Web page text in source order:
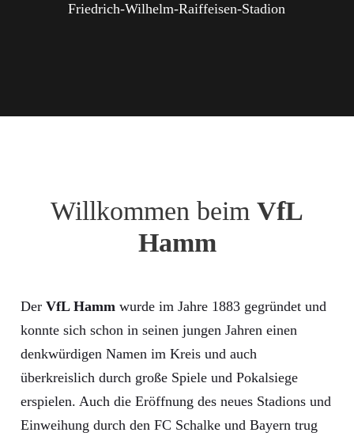
Friedrich-Wilhelm-Raiffeisen-Stadion
Willkommen beim VfL
Hamm
Der VfL Hamm wurde im Jahre 1883 gegründet und
konnte sich schon in seinen jungen Jahren einen
denkwürdigen Namen im Kreis und auch
überkreislich durch große Spiele und Pokalsiege
erspielen. Auch die Eröffnung des neues Stadions und
Einweihung durch den FC Schalke und Bayern trug